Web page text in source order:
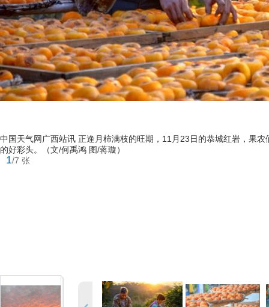
1/7 张
中国天气网广西站讯 正逢月柿满枝的旺期，11月23日的恭城红岩，果
的好彩头。（文/何禹鸿 图/蒋璇）